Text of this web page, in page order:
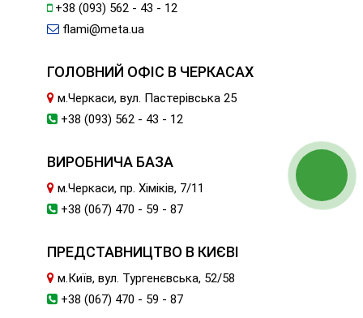
+38 (093) 562 - 43 - 12
flami@meta.ua
ГОЛОВНИЙ ОФІС В ЧЕРКАСАХ
м.Черкаси, вул. Пастерівська 25
+38 (093) 562 - 43 - 12
ВИРОБНИЧА БАЗА
м.Черкаси, пр. Хіміків, 7/11
+38 (067) 470 - 59 - 87
ПРЕДСТАВНИЦТВО В КИЄВІ
м.Київ, вул. Тургенєвська, 52/58
+38 (067) 470 - 59 - 87